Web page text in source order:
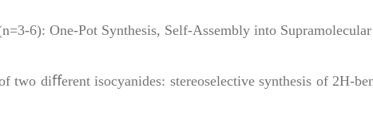
6): One-Pot Synthesis, Self-Assembly into
diﬀerent isocyanides: stereoselective synthesis of 2H-